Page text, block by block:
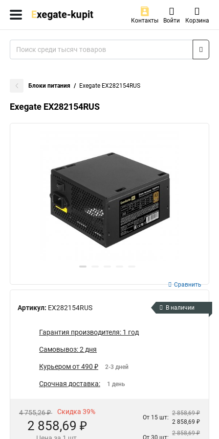
Контакты Войти Корзина
Блоки питания Exegate EX282154RUS
Exegate EX282154RUS
Артикул: EX282154RUS
Сравнить
В наличии
Гарантия производителя: 1 год
Самовывоз: 2 дня
Курьером от 490 ₽ 2-3 дней
Срочная доставка: 1 день
4 755,26 ₽ Скидка 39%
2 858,69 ₽
От 15 шт:
2 858,69 ₽
2 858,69 ₽
От 30 шт:
2 858,69 ₽